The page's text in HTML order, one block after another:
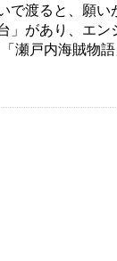
で渡ると、願い
」があり、エン
瀬戸内海賊物